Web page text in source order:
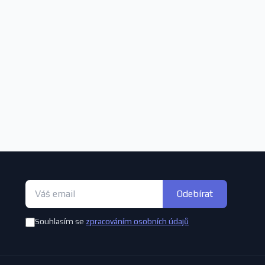
Odebírat
Souhlasím se zpracováním osobních údajů